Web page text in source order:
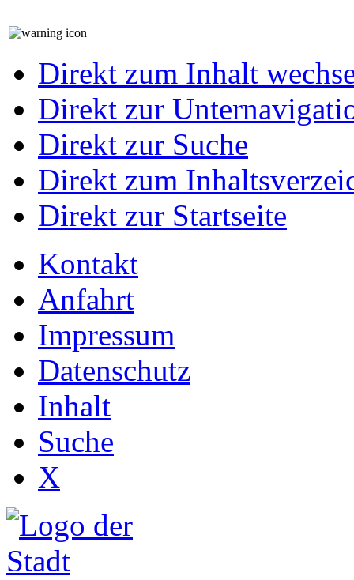
Direkt zum Inhalt
Direkt zur
Direkt zur Suche
Direkt zum
Direkt zur Startseite
Kontakt
Anfahrt
Impressum
Datenschutz
Inhalt
Suche
X